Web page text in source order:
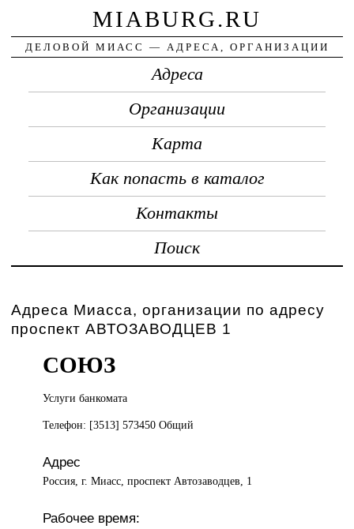
MIABURG.RU
ДЕЛОВОЙ МИАСС — АДРЕСА, ОРГАНИЗАЦИИ
Адреса
Организации
Карта
Как попасть в каталог
Контакты
Поиск
Адреса Миасса, организации по адресу
проспект АВТОЗАВОДЦЕВ 1
СОЮЗ
Услуги банкомата
Телефон: [3513] 573450 Общий
Адрес
Россия, г. Миасс, проспект Автозаводцев, 1
Рабочее время: